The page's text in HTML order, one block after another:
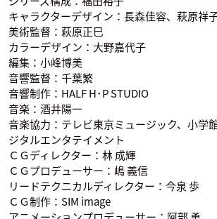
にーくん
声優：柿原徹也 声優：下屋則子
雲井かすみ
声優：根谷美智子 声優：野沢雅子
キャラクターデザイン：長森佳容、萩原祥
美術監督：萩原正巳
カラーデザイン：大野嘉代子
編集：小峰博美
音響監督：千葉繁
音響制作：HALF H･P STUDIO
音楽：酒井陽一
音楽協力：テレビ東京ミュージック、小学
ジタルエンタテイメント
ＣＧディレクター：林 成輝
ＣＧプロデューサー：嶋 義信
リードテクニカルディレクター：今泉 歩
ＣＧ制作：SIM image